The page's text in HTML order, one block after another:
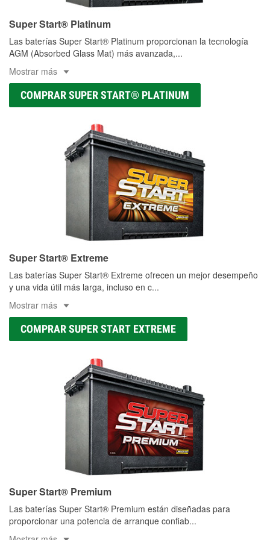
Super Start® Platinum
Las baterías Super Start® Platinum proporcionan la tecnología
AGM (Absorbed Glass Mat) más avanzada,...
Mostrar más
COMPRAR SUPER START® PLATINUM
Super Start® Extreme
Las baterías Super Start® Extreme ofrecen un mejor desempeño
y una vida útil más larga, incluso en c...
Mostrar más
COMPRAR SUPER START EXTREME
Super Start® Premium
Las baterías Super Start® Premium están diseñadas para
proporcionar una potencia de arranque confiab...